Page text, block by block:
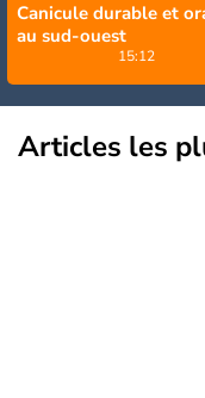
Canicule durable et
au sud-ouest
15:12
Articles les